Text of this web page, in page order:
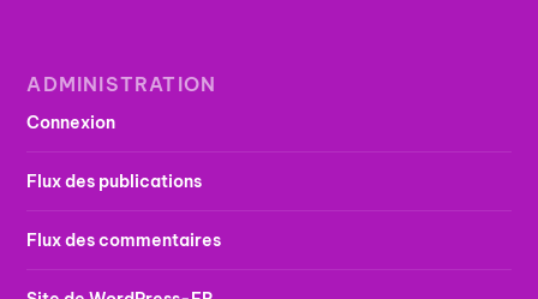
ADMINISTRATION
Connexion
Flux des publications
Flux des commentaires